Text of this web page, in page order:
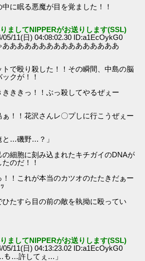
に眠る悪魔が目を覚ました！！
ましてNIPPERがお送りします(SSL)
05/11(日) 04:08:02.30 ID:a1EcOykG0
あああああああああああああああ
で殴り殺した！！その瞬間、中島の脳
クが！！
ききっ！！ぶっ殺してやるぜぇー
ぁ！！花沢さんレ〇プしに行こうぜぇー
と…磯野…？」
細胞に刻み込まれたキチガイのDNAが
のだ！！
！！これが本当のカツオのたたきだぁー
ひたすら目の前の敵を執拗に殴ってい
ましてNIPPERがお送りします(SSL)
05/11(日) 04:13:23.02 ID:a1EcOykG0
も…許してぇ…」